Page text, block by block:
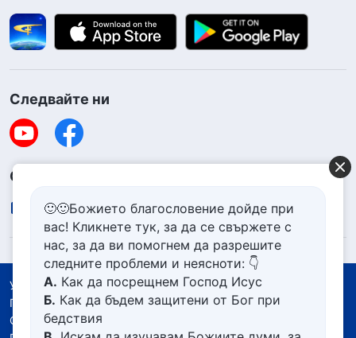
Следвайте ни
Свържете се с нас
contact.bg@godfootsteps.org
Условия за ползване
Политика за поверителност
Със съдействието на
🙂🙂Божието благословение дойде при
вас! Кликнете тук, за да се свържете с
нас, за да ви помогнем да разрешите
следните проблеми и неясноти: 👇
А. Как да посрещнем Господ Исус
Б. Как да бъдем защитени от Бог при
бедствия